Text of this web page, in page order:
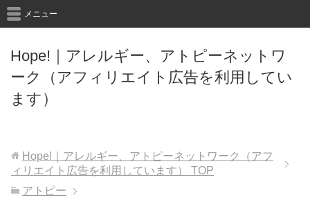
Hope!｜アレルギー、アトピーネットワ
ーク（アフィリエイト広告を利用してい
ます）
メニュー
Hope!｜アレルギー、アトピーネットワーク（アフ
ィリエイト広告を利用しています）
TOP
アトピー